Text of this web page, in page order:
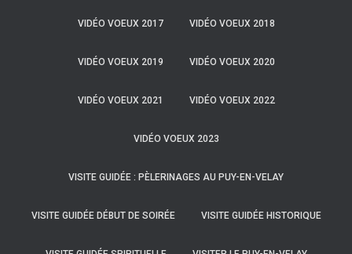
VIDÉO VOEUX 2017 VIDÉO VOEUX 2018
VIDÉO VOEUX 2019 VIDÉO VOEUX 2020
VIDÉO VOEUX 2021 VIDÉO VOEUX 2022
VIDÉO VOEUX 2023
VISITE GUIDÉE : PÈLERINAGES AU PUY-EN-VELAY
VISITE GUIDÉE DÉBUT DE SOIRÉE VISITE GUIDÉE HISTORIQUE